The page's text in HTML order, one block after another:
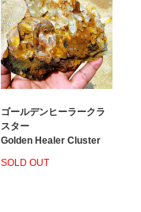
ゴールデンヒーラークラ
スター
Golden Healer Cluster
SOLD OUT